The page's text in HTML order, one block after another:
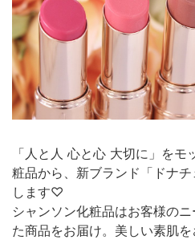
「人と人 心と心 大切に」を
粧品から、新ブランド「ドナ
します♡
シャンソン化粧品はお客様の
た商品をお届け。美しい素肌